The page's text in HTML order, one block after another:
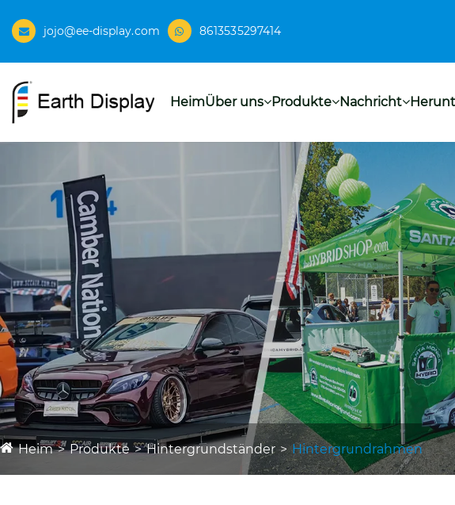
jojo@ee-display.com 8613535297414
HeimÜber uns Produkte Nachricht
Heim Produkte Hintergrundständer Hintergrundrahmen